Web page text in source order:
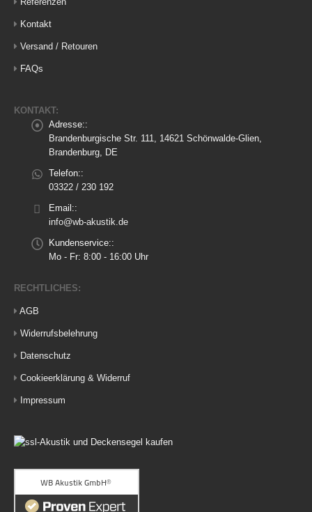
Kontakt
Versand / Retouren
FAQs
KONTAKT:
Adresse::
Brandenburgische Str. 111, 14621 Schönwalde-Glien,
Brandenburg, DE
Telefon::
03322 / 230 192
Email::
info@wb-akustik.de
Kundenservice::
Mo - Fr: 8:00 - 16:00 Uhr
RECHTLICHES:
AGB
Widerrufsbelehrung
Datenschutz
Cookieerklärung & Widerruf
Impressum